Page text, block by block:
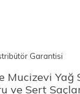
Garantisi
Mucizevi Yağ
ve Sert